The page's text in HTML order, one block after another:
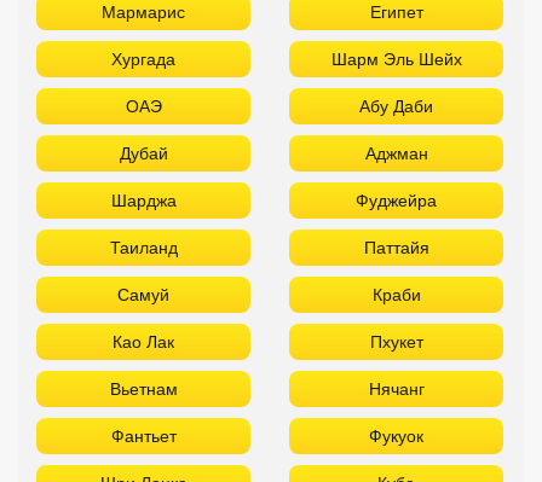
Мармарис Египет
Хургада Шарм Эль Шейх
ОАЭ Абу Даби
Дубай Аджман
Шарджа Фуджейра
Таиланд Паттайя
Самуй Краби
Као Лак Пхукет
Вьетнам Нячанг
Фантьет Фукуок